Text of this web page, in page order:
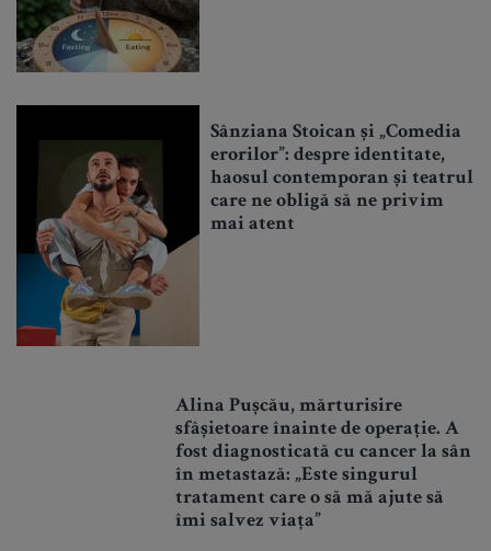
Sânziana Stoican și „Comedia
erorilor”: despre identitate,
haosul contemporan și teatrul
care ne obligă să ne privim
mai atent
Alina Pușcău, mărturisire
sfâșietoare înainte de operație. A
fost diagnosticată cu cancer la sân
în metastază: „Este singurul
tratament care o să mă ajute să
îmi salvez viața”